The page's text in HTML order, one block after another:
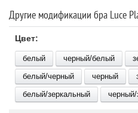
Другие модификации бра Luce
Цвет:
белый черный/белый
белый/черный
черный
белый/зеркальный